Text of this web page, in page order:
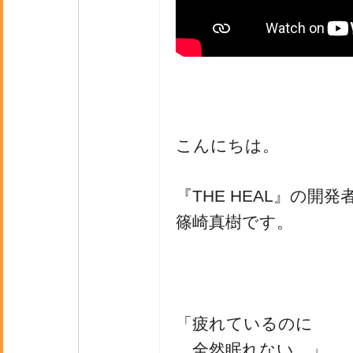
こんにちは。
『THE HEAL』の開発
篠崎真樹です。
「疲れているのに